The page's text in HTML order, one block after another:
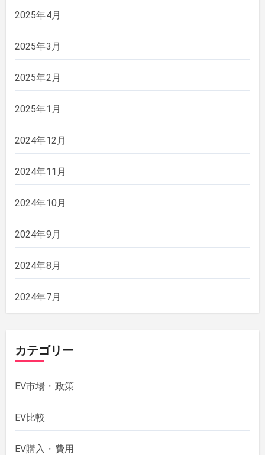
2025年4月
2025年3月
2025年2月
2025年1月
2024年12月
2024年11月
2024年10月
2024年9月
2024年8月
2024年7月
カテゴリー
EV市場・政策
EV比較
EV購入・費用